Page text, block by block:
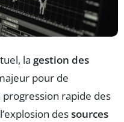
la gestion des
pour de
rapide des
dessources